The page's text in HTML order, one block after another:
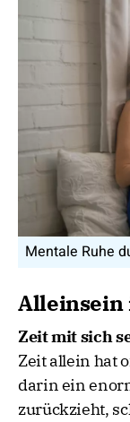
Mentale Ruhe
Alleinsein
Zeit mit sich
Zeit allein hat
darin ein
zurückzieht,